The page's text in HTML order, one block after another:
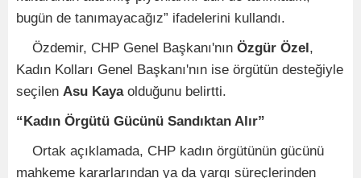
bugün de tanımayacağız” ifadelerini kullandı.
Özdemir, CHP Genel Başkanı'nın Özgür Özel,
Kadın Kolları Genel Başkanı'nın ise örgütün desteğiyle
seçilen Asu Kayaolduğunu belirtti.
“Kadın Örgütü Gücünü Sandıktan Alır”
Ortak açıklamada, CHP kadın örgütünün gücünü
mahkeme kararlarından ya da yargı süreçlerinden